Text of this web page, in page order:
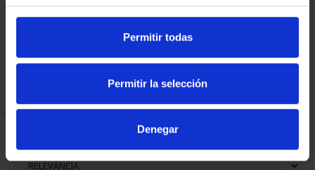
Permitir todas
Permitir la selección
Denegar
PLATA
ESCUDOS